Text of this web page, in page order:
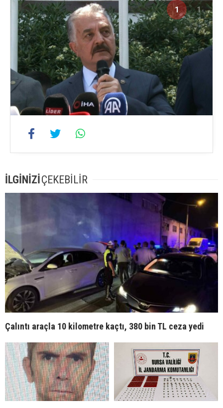
1 1
İLGİNİZİÇEKEBİLİR
Çalıntı araçla 10 kilometre kaçtı, 380 bin TL ceza yedi